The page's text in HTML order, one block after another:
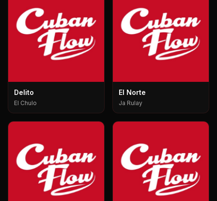
Delito
El Chulo
El Norte
Ja Rulay